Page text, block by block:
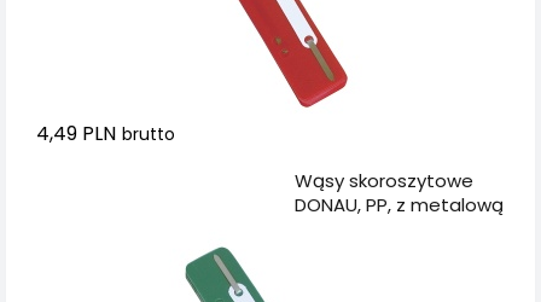
4,49 PLN brutto
Wąsy skoroszytowe
DONAU, PP, z metalową